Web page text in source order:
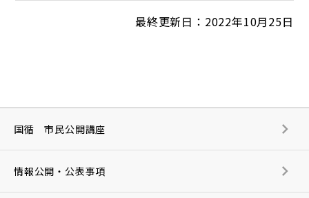
最終更新日：2022年10月25日
国循 市民公開講座
情報公開・公表事項